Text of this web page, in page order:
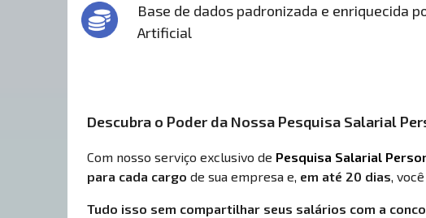
Base de dados padronizada e enriquecida
Artificial
Descubra o Poder da Nossa Pesquisa Salarial
Com nosso serviço exclusivo de Pesquisa Salarial
para cada cargo de sua empresa e, em até 20 dias,
Tudo isso sem compartilhar seus salários com a